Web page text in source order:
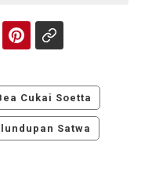
Cukai Soetta
Satwa